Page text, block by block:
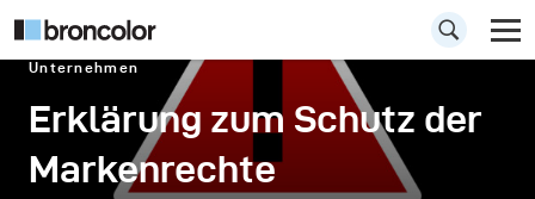
Unternehmen
Erklärung zum Schutz der
Markenrechte